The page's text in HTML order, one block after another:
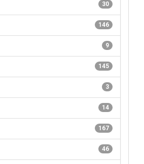
30
146
9
145
3
14
167
46